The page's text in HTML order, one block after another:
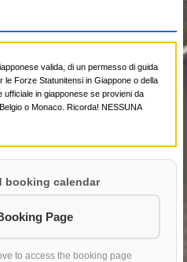
valida, di un permesso di guida
le Forze Statunitensi in Giappone o della
in giapponese se provieni da
o Monaco. Ricorda! NESSUNA
booking calendar
Page
to access the booking page